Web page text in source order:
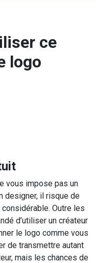
ce
logo
vous impose pas un
designer, il risque de
Outre les
d’utiliser un créateur
le logo comme vous
de transmettre autant
mais les chances de